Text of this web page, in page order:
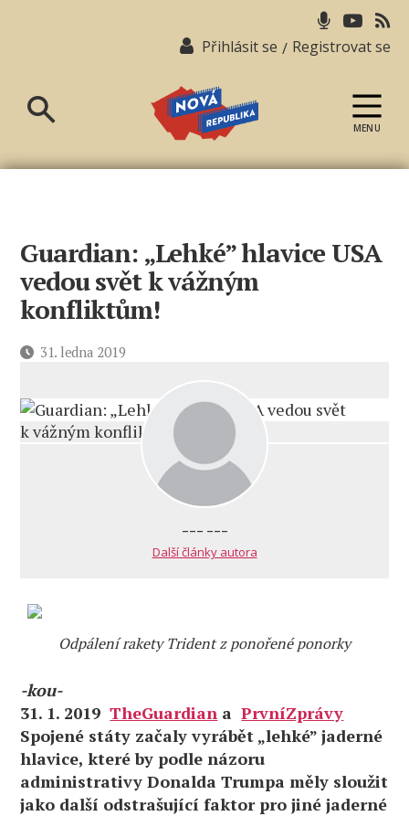
Přihlásit se / Registrovat se
republika
MENU
Guardian: „Lehké” hlavice USA
vedou svět k vážným
konfliktům!
Datum31. ledna 2019
--- ---
Další články autora
Odpálení rakety Trident z ponořené ponorky
-kou-
31. 1. 2019TheGuardian aPrvníZprávy
Spojené státy začaly vyrábět „lehké” jaderné
hlavice, které by podle názoru
administrativy Donalda Trumpa měly sloužit
jako další odstrašující faktor pro jiné jaderné